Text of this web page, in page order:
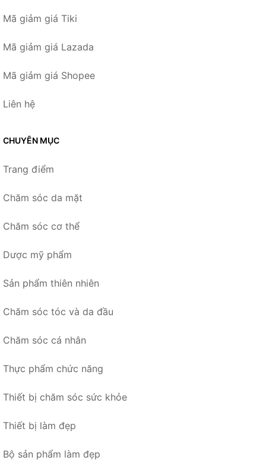
Mã giảm giá Tiki
Mã giảm giá Lazada
Mã giảm giá Shopee
Liên hệ
CHUYÊN MỤC
Trang điểm
Chăm sóc da mặt
Chăm sóc cơ thể
Dược mỹ phẩm
Sản phẩm thiên nhiên
Chăm sóc tóc và da đầu
Chăm sóc cá nhân
Thực phẩm chức năng
Thiết bị chăm sóc sức khỏe
Thiết bị làm đẹp
Bộ sản phẩm làm đẹp